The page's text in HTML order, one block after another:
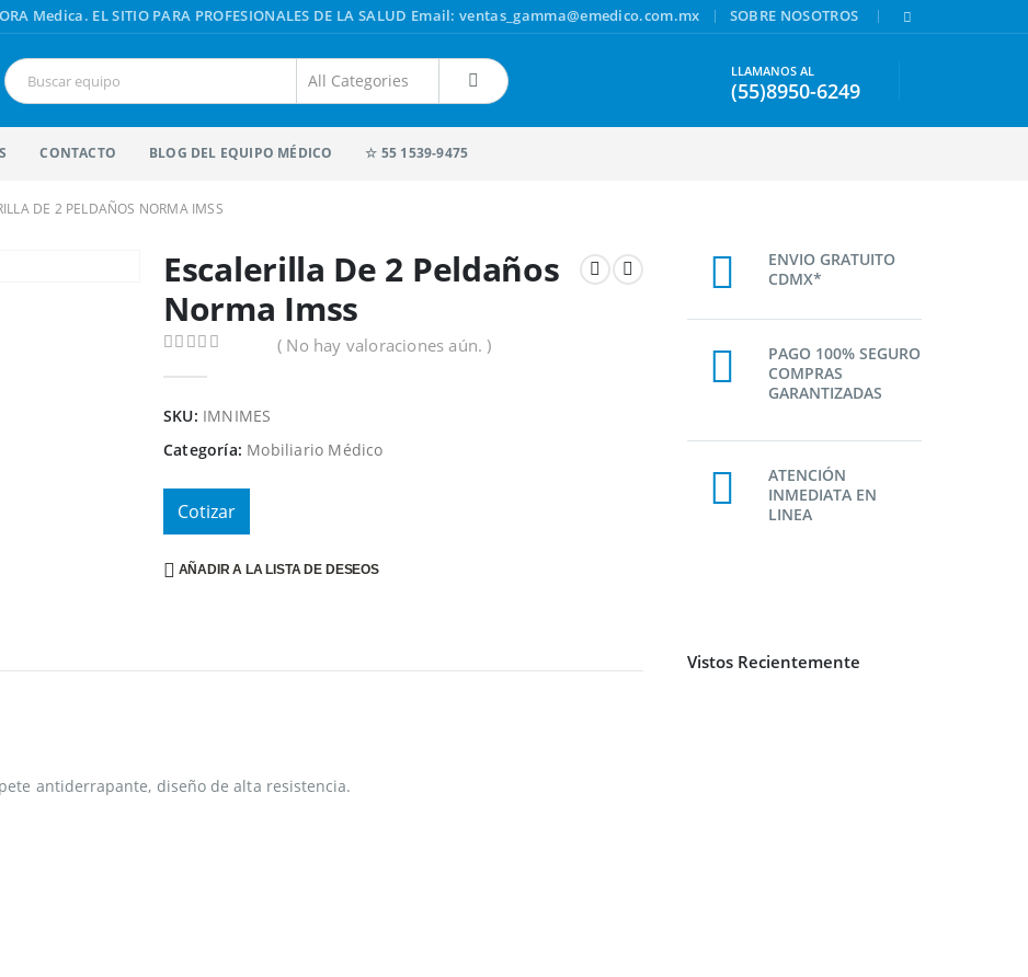
Medica. EL SITIO PARA PROFESIONALES DE LA SALUD Email: ventas_gamma@emedico.com.mx | SOBRE NOSOTROS |
LLAMANOS AL
(55)8950-6249
CONTACTO BLOG DEL EQUIPO MÉDICO ☆ 55 1539-9475
DE 2 PELDAÑOS NORMA IMSS
Escalerilla De 2 Peldaños
Norma Imss
( No hay valoraciones aún. )
SKU: IMNIMES
Categoría: Mobiliario Médico
Cotizar
AÑADIR A LA LISTA DE DESEOS
antiderrapante, diseño de alta resistencia.
ENVIO GRATUITO
CDMX*
PAGO 100% SEGURO
COMPRAS
GARANTIZADAS
ATENCIÓN
INMEDIATA EN
LINEA
Vistos Recientemente